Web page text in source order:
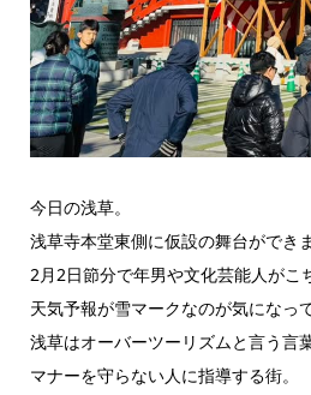
今日の浅草。
浅草寺本堂東側に仮設の舞台ができ
2月2日節分で年男や文化芸能人がこ
天気予報が雪マークなのが気になっ
浅草はオーバーツーリズムと言う言
マナーを守らない人に指導する街。